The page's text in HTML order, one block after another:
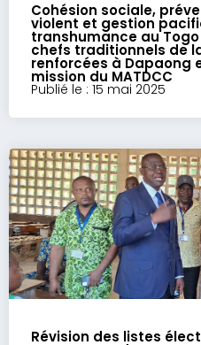
Cohésion sociale,
violent et gestion
transhumance au
chefs traditionnels de
renforcées à Dapaong
mission du MATDCC
Publié le : 15 mai 2025
Révision des listes